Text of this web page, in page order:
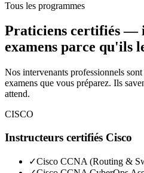
Tous les programmes
Praticiens certifiés —
examens parce qu'ils
Nos intervenants professionnels
examens que vous préparez. Ils
attend.
CISCO
Instructeurs certifiés Cisco
✓Cisco CCNA (Routing &